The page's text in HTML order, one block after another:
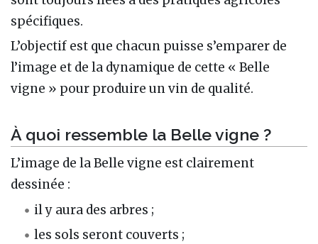
spécifiques.
L’objectif est que chacun puisse s’emparer de
l’image et de la dynamique de cette « Belle
vigne » pour produire un vin de qualité.
À quoi ressemble la Belle vigne ?
L’image de la Belle vigne est clairement
dessinée :
il y aura des arbres ;
les sols seront couverts ;